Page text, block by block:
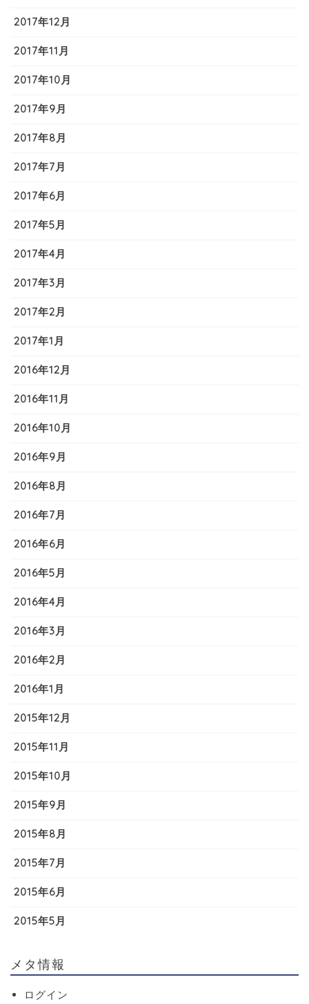
2017年12月
2017年11月
2017年10月
2017年9月
2017年8月
2017年7月
2017年6月
2017年5月
2017年4月
2017年3月
2017年2月
2017年1月
2016年12月
2016年11月
2016年10月
2016年9月
2016年8月
2016年7月
2016年6月
2016年5月
2016年4月
2016年3月
2016年2月
2016年1月
2015年12月
2015年11月
2015年10月
2015年9月
2015年8月
2015年7月
2015年6月
2015年5月
メタ情報
ログイン